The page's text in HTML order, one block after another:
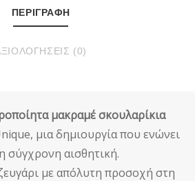
ΠΕΡΙΓΡΑΦΉ
(0)
μακραμέ σκουλαρίκια
μια δημιουργία που ενώνει
σύγχρονη αισθητική.
με απόλυτη προσοχή στη